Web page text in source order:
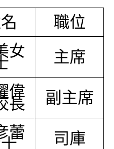
職位
女 主席
偉
長 副主席
蕾 司庫